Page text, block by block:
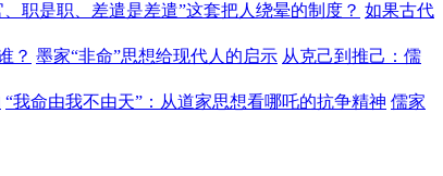
职是职、差遣是差遣”这套把人绕晕的制度？ 如果古代
？ 墨家“非命”思想给现代人的启示 从克己到推己：儒
“我命由我不由天”：从道家思想看哪吒的抗争精神 儒家